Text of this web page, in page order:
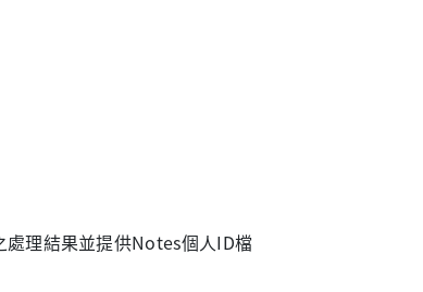
理結果並提供Notes個人ID檔